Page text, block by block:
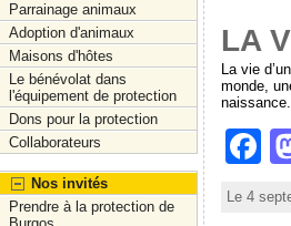
Parrainage animaux
Adoption d'animaux
Maisons d'hôtes
Le bénévolat dans
l'équipement de protection
Dons pour la protection
Collaborateurs
Nos invités
Prendre à la protection de
e
b
o
o
k
LA
La vie
monde,
F
c
Le 4